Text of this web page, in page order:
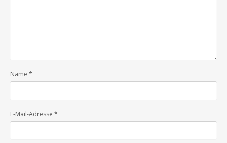
Name *
E-Mail-Adresse *